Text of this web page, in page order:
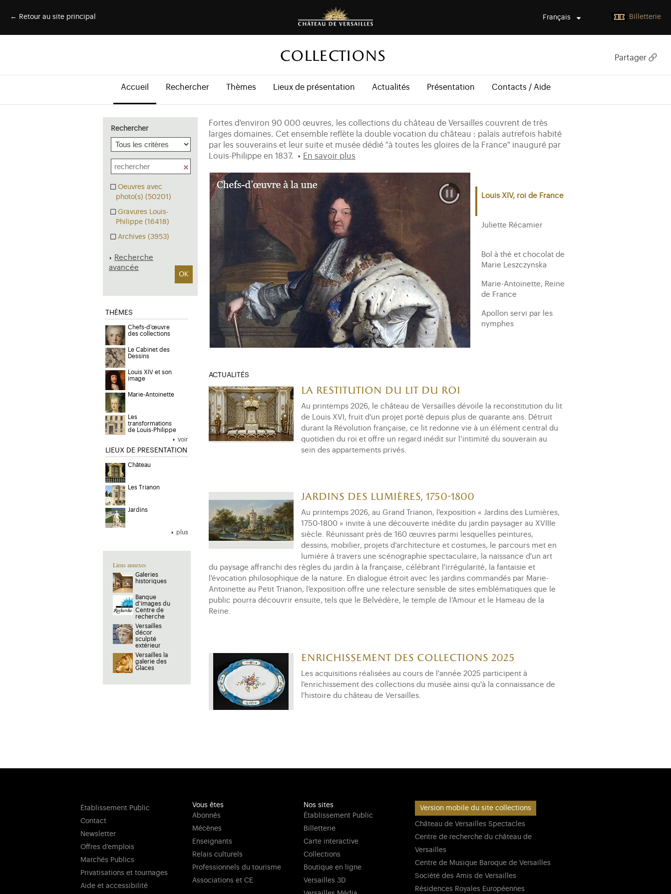
Français Billetterie
← Retour au site principal
COLLECTIONS Partager
Accueil Rechercher Thèmes Lieux de présentation Actualités Présentation Contacts / Aide
Rechercher
Oeuvres avec
photo(s) (50201)
Gravures Louis-
Philippe (16418)
Archives (3953)
Recherche
avancée
OK
THÈMES
Chefs-d'œuvre
des collections
Le Cabinet des
Dessins
Louis XIV et son
image
Marie-Antoinette
Les
transformations
de Louis-Philippe
voir
LIEUX DE PRESENTATION
Château
Les Trianon
Jardins
plus
Liens annexes
Galeries
historiques
Banque
d'images du
Centre de
recherche
Versailles
décor
sculpté
extérieur
Versailles la
galerie des
Glaces
Fortes d'environ 90 000 œuvres, les collections du château de Versailles couvrent de très
larges domaines. Cet ensemble reflète la double vocation du château : palais autrefois habité
par les souverains et leur suite et musée dédié "à toutes les gloires de la France" inauguré par
Louis-Philippe en 1837.
En savoir plus
Louis XIV, roi de France
Juliette Récamier
Bol à thé et chocolat de
Marie Leszczynska
Marie-Antoinette, Reine
de France
Apollon servi par les
nymphes
Laure de Fitz-James,
Princesse de Chimay
Bureau plat de Marie-
Antoinette
ACTUALITÉS
La restitution du lit du roi
Au printemps 2026, le château de Versailles dévoile la reconstitution du lit
de Louis XVI, fruit d’un projet porté depuis plus de quarante ans. Détruit
durant la Révolution française, ce lit redonne vie à un élément central du
quotidien du roi et offre un regard inédit sur l’intimité du souverain au
sein des appartements privés.
Jardins des Lumières, 1750-1800
Au printemps 2026, au Grand Trianon, l'exposition « Jardins des Lumières,
1750-1800 » invite à une découverte inédite du jardin paysager au XVIIIe
siècle. Réunissant près de 160 œuvres parmi lesquelles peintures,
dessins, mobilier, projets d’architecture et costumes, le parcours met en
lumière à travers une scénographie spectaculaire, la naissance d'un art
du paysage affranchi des règles du jardin à la française, célébrant l'irrégularité, la fantaisie et
l'évocation philosophique de la nature. En dialogue étroit avec les jardins commandés par Marie-
Antoinette au Petit Trianon, l’exposition offre une relecture sensible de sites emblématiques que le
public pourra découvrir ensuite, tels que le Belvédère, le temple de l’Amour et le Hameau de la
Reine.
Enrichissement des collections 2025
Les acquisitions réalisées au cours de l'année 2025 participent à
l'enrichissement des collections du musée ainsi qu'à la connaissance de
l'histoire du château de Versailles.
Établissement Public
Contact
Newsletter
Offres d'emplois
Marchés Publics
Privatisations et tournages
Aide et accessibilité
Vous êtes
Abonnés
Mécènes
Enseignants
Relais culturels
Professionnels du tourisme
Associations et CE
Nos sites
Établissement Public
Billetterie
Carte interactive
Collections
Boutique en ligne
Versailles 3D
Version mobile du site collections
Château de Versailles Spectacles
Centre de recherche du château de
Versailles
Centre de Musique Baroque de Versailles
Société des Amis de Versailles
Résidences Royales Européennes